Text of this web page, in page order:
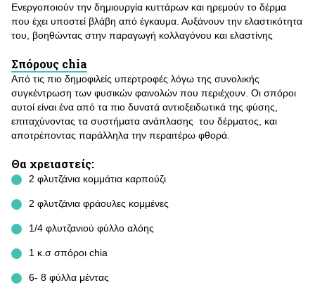
Ενεργοποιούν την δημιουργία κυττάρων και ηρεμούν το δέρμα
που έχει υποστεί βλάβη από έγκαυμα. Αυξάνουν την ελαστικότητα
του, βοηθώντας στην παραγωγή κολλαγόνου και ελαστίνης
Σπόρους chia
Από τις πιο δημοφιλείς υπερτροφές λόγω της συνολικής
συγκέντρωση των φυσικών φαινολών που περιέχουν. Οι σπόροι
αυτοί είναι ένα από τα πιο δυνατά αντιοξειδωτικά της φύσης,
επιταχύνοντας τα συστήματα ανάπλασης του δέρματος, και
αποτρέποντας παράλληλα την περαιτέρω φθορά.
Θα χρειαστείς:
2 φλυτζάνια κομμάτια καρπούζι
2 φλυτζάνια φράουλες κομμένες
1/4 φλυτζανιού φύλλο αλόης
1 κ.σ σπόροι chia
6- 8 φύλλα μέντας